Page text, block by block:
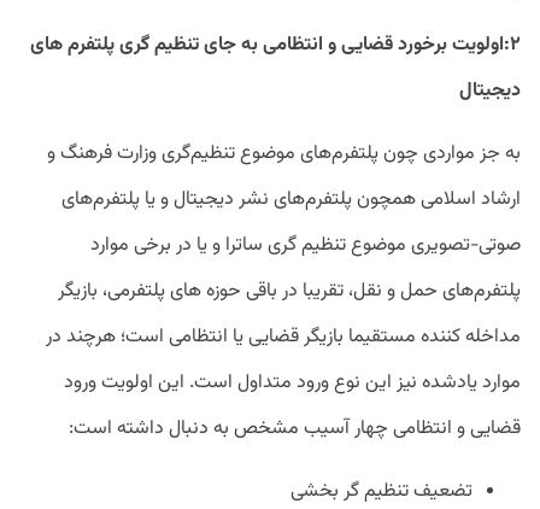
۲:اولویت برخورد قضایی و انتظامی به جای تنظیم گری پلتفرم های
دیجیتال
به جز مواردی چون پلتفرم‌های موضوع تنظیم‌گری وزارت فرهنگ و
ارشاد اسلامی همچون پلتفرم‌های نشر دیجیتال و یا پلتفرم‌های
صوتی-تصویری موضوع تنظیم گری ساترا و یا در برخی موارد
پلتفرم‌های حمل و نقل، تقریبا در باقی حوزه های پلتفرمی، بازیگر
مداخله کننده مستقیما بازیگر قضایی یا انتظامی است؛ هرچند در
موارد یادشده نیز این نوع ورود متداول است. این اولویت ورود
قضایی و انتظامی چهار آسیب مشخص به دنبال داشته است:
تضعیف تنظیم گر بخشی